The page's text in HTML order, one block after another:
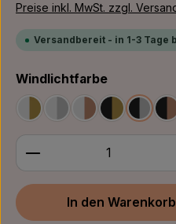
Preise inkl. MwSt. zzgl.
Versandbereit - in 1-3 Tage
Windlichtfarbeauswählen
Weiß/GoldWeiß/Silber
Weiß/Bronze
Schwarz/
Produkt Anzahl: Gib
In den Warenkorb